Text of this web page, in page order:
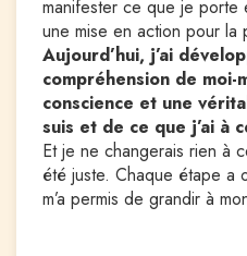
manifester ce que je porte
une mise en action pour la
Aujourd’hui, j’ai
compréhension de moi-
conscience et une
suis et de ce que j’ai à
Et je ne changerais rien à
été juste. Chaque étape a
m’a permis de grandir à